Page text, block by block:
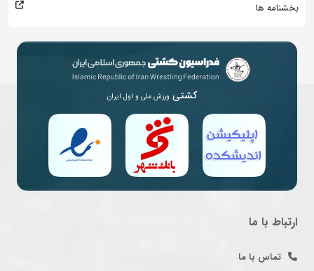
بخشنامه ها
کشتی ورزش ملی و اول ایران
ارتباط با ما
تماس با ما